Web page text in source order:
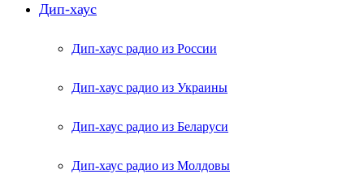
Дип-хаус
Дип-хаус радио из России
Дип-хаус радио из Украины
Дип-хаус радио из Беларуси
Дип-хаус радио из Молдовы